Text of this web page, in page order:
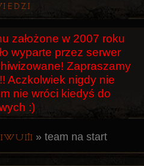
założone w 2007 roku
wyparte przez serwer
Zapraszamy
Aczkolwiek nigdy nie
nie wróci kiedyś do
:)
»team na start